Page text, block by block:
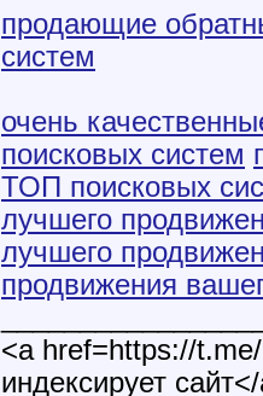
продающие
систем
очень
поисковых систем
ТОП поисковых
лучшего
лучшего
продвижения
<a href=https://
индексирует